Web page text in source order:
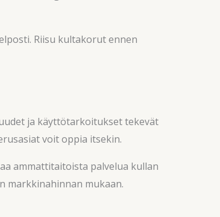
Riisu kultakorut ennen
ja käyttötarkoitukset tekevät
voit oppia itsekin.
ammattitaitoista palvelua kullan
markkinahinnan mukaan.